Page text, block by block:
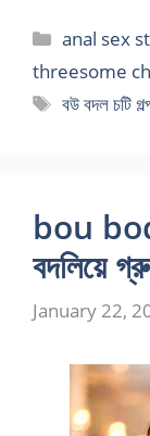
anal sex
threesome
Tags
বউ বদল চটি
bou
বদলিয়ে
January 22,